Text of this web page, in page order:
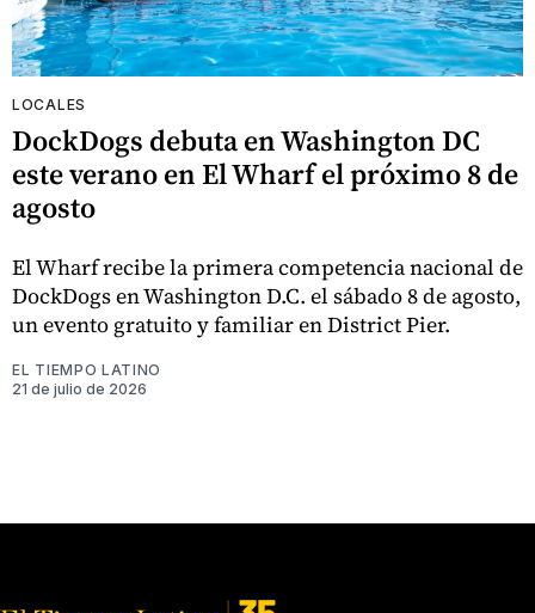
LOCALES
DockDogs debuta en Washington DC
este verano en El Wharf el próximo 8 de
agosto
El Wharf recibe la primera competencia nacional de
DockDogs en Washington D.C. el sábado 8 de agosto,
un evento gratuito y familiar en District Pier.
EL TIEMPO LATINO
21 de julio de 2026